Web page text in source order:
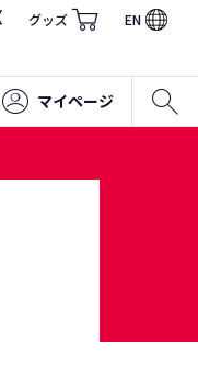
グッズ EN
マイページ